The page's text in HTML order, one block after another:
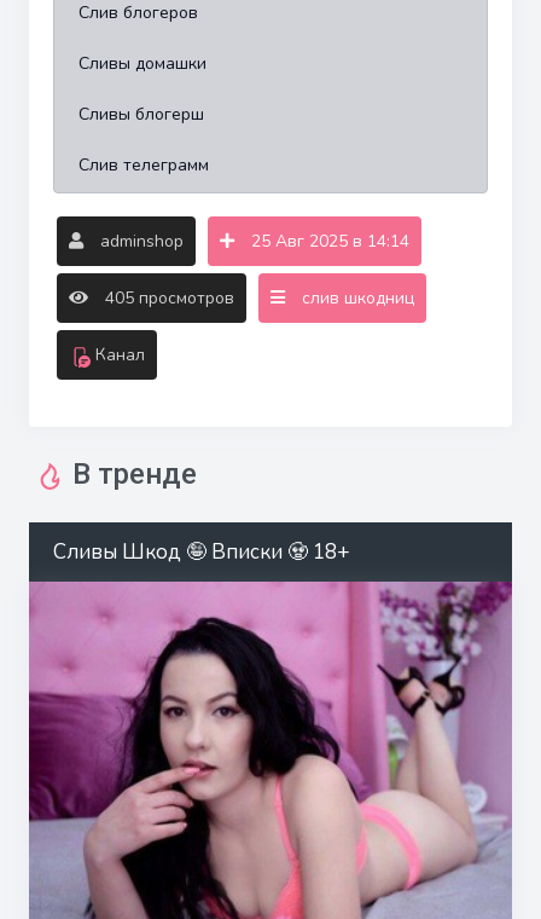
Слив блогеров
Сливы домашки
Сливы блогерш
Слив телеграмм
adminshop 25 Авг 2025 в 14:14
405 просмотров слив шкодниц
Канал
В тренде
Сливы Шкод 🤪 Вписки 🧟 18+